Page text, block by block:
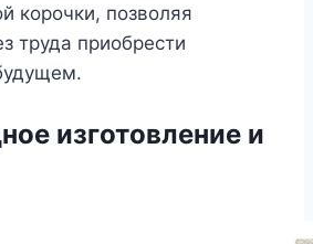
корочки, позволяя
труда приобрести
изготовление и